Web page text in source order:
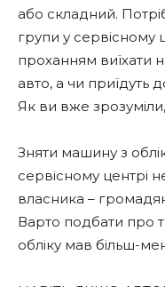
або складний.
групи у сервісному
проханням виїхати
авто, а чи приїдуть
Як ви вже
Зняти машину з
сервісному центрі
власника –
Варто подбати про
обліку мав більш-